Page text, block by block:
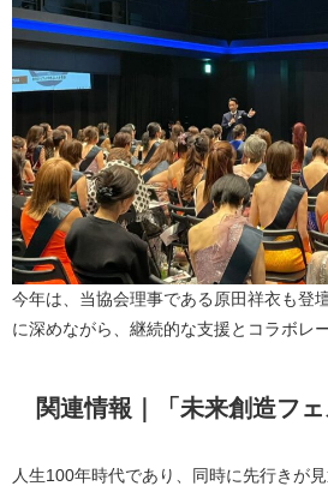
今年は、当協会理事である原田祥衣も登
に深めながら、継続的な支援とコラボレ
関連情報｜「未来創造フ
人生100年時代であり、同時に先行きが